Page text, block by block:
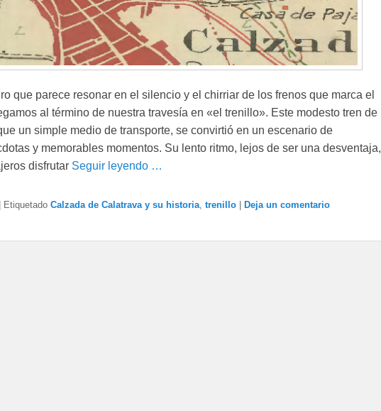
que parece resonar en el silencio y el chirriar de los frenos que marca el
al término de nuestra travesía en «el trenillo». Este modesto tren de
un simple medio de transporte, se convirtió en un escenario de
y memorables momentos. Su lento ritmo, lejos de ser una desventaja,
disfrutar Seguir leyendo …
Etiquetado Calzada de Calatrava y su historia trenillo Deja un comentario